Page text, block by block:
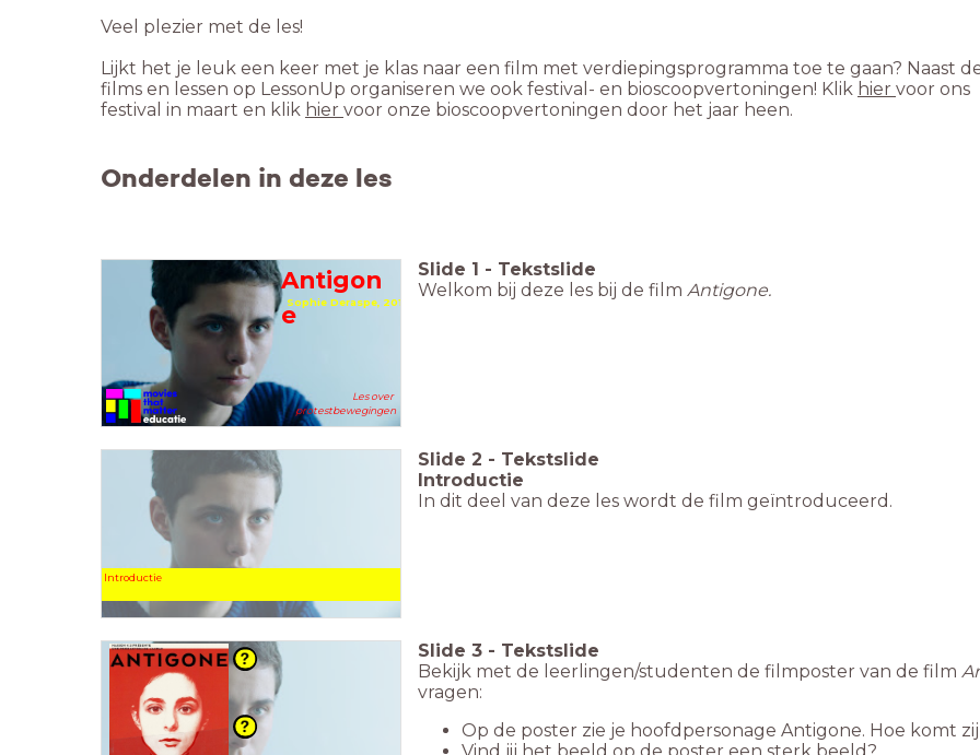
Lijkt het je leuk een keer met je klas naar een film met verdiepingsprogramma toe te gaan? Naast
films en lessen op LessonUp organiseren we ook festival- en bioscoopvertoningen! Klik hier voor ons
festival in maart en klik hier
Onderdelen in deze les
Antigon
eSophie Deraspe, 2019
Les over
protestbewegingen
Slide 1 - Tekstslide
Welkom bij deze les bij de film Antigone.
Introductie
Slide 2 - Tekstslide
Introductie
In dit deel van deze les wordt de film geïntroduceerd.
Slide 3 - Tekstslide
Bekijk met de leerlingen/studenten de filmposter van de film
vragen:
Op de poster zie je hoofdpersonage Antigone. Hoe komt